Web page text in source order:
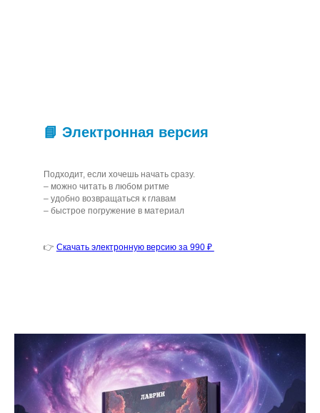
📘 Электронная версия
Подходит, если хочешь начать сразу.
– можно читать в любом ритме
– удобно возвращаться к главам
– быстрое погружение в материал
👉 Скачать электронную версию за 990 ₽